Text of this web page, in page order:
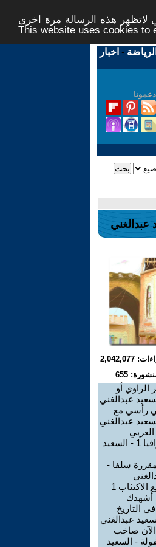
هذه الرسالة مرة اخرى -
This website uses cookies to
- اخبار
عبدالغني
655
الراوي أو
عبدالغني
رأسي مع
عبدالغني
العربي
والبورنوغرافيا 1 - السعيد
مقررة سلفا -
1
أُشهدك
التاريخ
عبدالغني
الآن صاخب
- السعيد